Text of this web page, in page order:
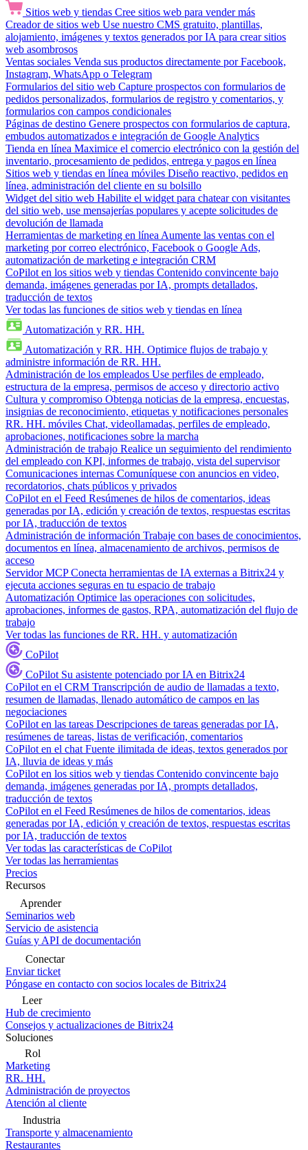
Sitios web y tiendas Cree sitios web para vender más
Creador de sitios web Use nuestro CMS gratuito, plantillas,
alojamiento, imágenes y textos generados por IA para crear sitios
web asombrosos
Ventas sociales Venda sus productos directamente por Facebook,
Instagram, WhatsApp o Telegram
Formularios del sitio web Capture prospectos con formularios de
pedidos personalizados, formularios de registro y comentarios, y
formularios con campos condicionales
Páginas de destino Genere prospectos con formularios de captura,
embudos automatizados e integración de Google Analytics
Tienda en línea Maximice el comercio electrónico con la gestión del
inventario, procesamiento de pedidos, entrega y pagos en línea
Sitios web y tiendas en línea móviles Diseño reactivo, pedidos en
línea, administración del cliente en su bolsillo
Widget del sitio web Habilite el widget para chatear con visitantes
del sitio web, use mensajerías populares y acepte solicitudes de
devolución de llamada
Herramientas de marketing en línea Aumente las ventas con el
marketing por correo electrónico, Facebook o Google Ads,
automatización de marketing e integración CRM
CoPilot en los sitios web y tiendas Contenido convincente bajo
demanda, imágenes generadas por IA, prompts detallados,
traducción de textos
Ver todas las funciones de sitios web y tiendas en línea
Automatización y RR. HH.
Automatización y RR. HH. Optimice flujos de trabajo y
administre información de RR. HH.
Administración de los empleados Use perfiles de empleado,
estructura de la empresa, permisos de acceso y directorio activo
Cultura y compromiso Obtenga noticias de la empresa, encuestas,
insignias de reconocimiento, etiquetas y notificaciones personales
RR. HH. móviles Chat, videollamadas, perfiles de empleado,
aprobaciones, notificaciones sobre la marcha
Administración de trabajo Realice un seguimiento del rendimiento
del empleado con KPI, informes de trabajo, vista del supervisor
Comunicaciones internas Comuníquese con anuncios en video,
recordatorios, chats públicos y privados
CoPilot en el Feed Resúmenes de hilos de comentarios, ideas
generadas por IA, edición y creación de textos, respuestas escritas
por IA, traducción de textos
Administración de información Trabaje con bases de conocimientos,
documentos en línea, almacenamiento de archivos, permisos de
acceso
Servidor MCP Conecta herramientas de IA externas a Bitrix24 y
ejecuta acciones seguras en tu espacio de trabajo
Automatización Optimice las operaciones con solicitudes,
aprobaciones, informes de gastos, RPA, automatización del flujo de
trabajo
Ver todas las funciones de RR. HH. y automatización
CoPilot
CoPilot Su asistente potenciado por IA en Bitrix24
CoPilot en el CRM Transcripción de audio de llamadas a texto,
resumen de llamadas, llenado automático de campos en las
negociaciones
CoPilot en las tareas Descripciones de tareas generadas por IA,
resúmenes de tareas, listas de verificación, comentarios
CoPilot en el chat Fuente ilimitada de ideas, textos generados por
IA, lluvia de ideas y más
CoPilot en los sitios web y tiendas Contenido convincente bajo
demanda, imágenes generadas por IA, prompts detallados,
traducción de textos
CoPilot en el Feed Resúmenes de hilos de comentarios, ideas
generadas por IA, edición y creación de textos, respuestas escritas
por IA, traducción de textos
Ver todas las características de CoPilot
Ver todas las herramientas
Precios
Recursos
Aprender
Seminarios web
Servicio de asistencia
Guías y API de documentación
Conectar
Enviar ticket
Póngase en contacto con socios locales de Bitrix24
Leer
Hub de crecimiento
Consejos y actualizaciones de Bitrix24
Soluciones
Rol
Marketing
RR. HH.
Administración de proyectos
Atención al cliente
Industria
Transporte y almacenamiento
Restaurantes